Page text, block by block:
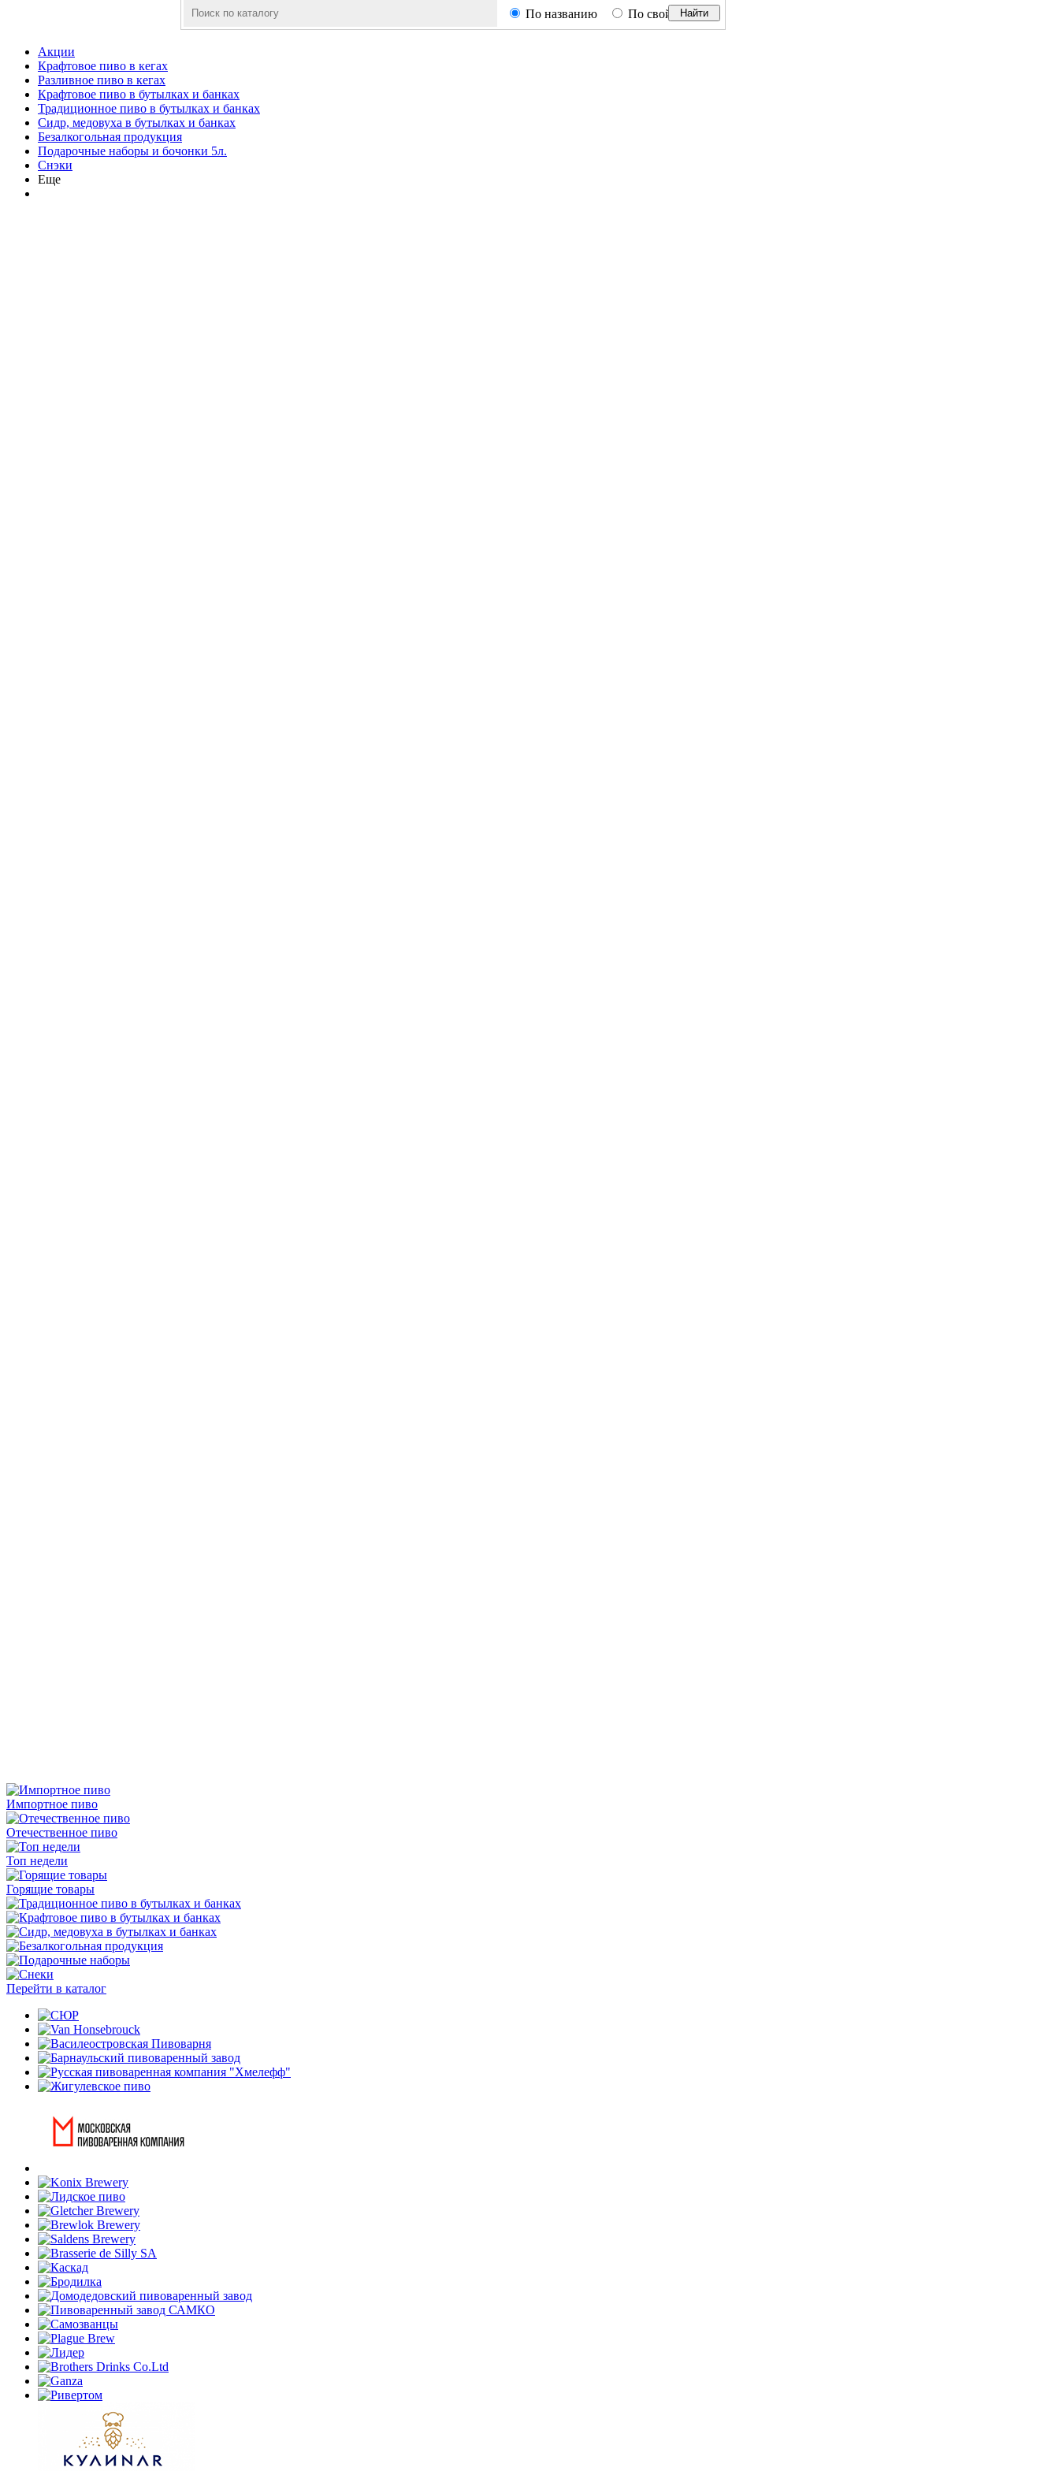
По названию По свойствам
Найти
Акции
Крафтовое пиво в кегах
Разливное пиво в кегах
Крафтовое пиво в бутылках и банках
Традиционное пиво в бутылках и банках
Сидр, медовуха в бутылках и банках
Безалкогольная продукция
Подарочные наборы и бочонки 5л.
Снэки
Еще
Импортное пиво
Отечественное пиво
Топ недели
Горящие товары
Перейти в каталог